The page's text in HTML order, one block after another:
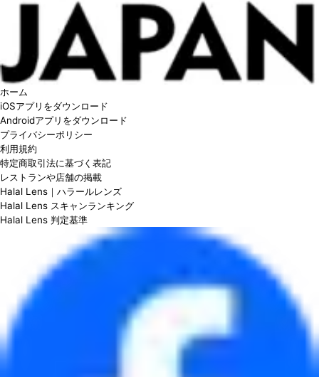
ホーム
iOSアプリをダウンロード
Androidアプリをダウンロード
プライバシーポリシー
利用規約
特定商取引法に基づく表記
レストランや店舗の掲載
Halal Lens｜ハラールレンズ
Halal Lens スキャンランキング
Halal Lens 判定基準